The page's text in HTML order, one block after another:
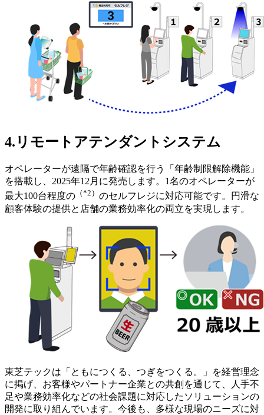
4.リモートアテンダントシステム
オペレーターが遠隔で年齢確認を行う「年齢制限解除機能」
を搭載し、2025年12月に発売します。1名のオペレーターが
最大100台程度の （*2） のセルフレジに対応可能です。円滑な
顧客体験の提供と店舗の業務効率化の両立を実現します。
東芝テックは「ともにつくる、つぎをつくる。」を経営理念
に掲げ、お客様やパートナー企業との共創を通じて、人手不
足や業務効率化などの社会課題に対応したソリューションの
開発に取り組んでいます。今後も、多様な現場のニーズに対